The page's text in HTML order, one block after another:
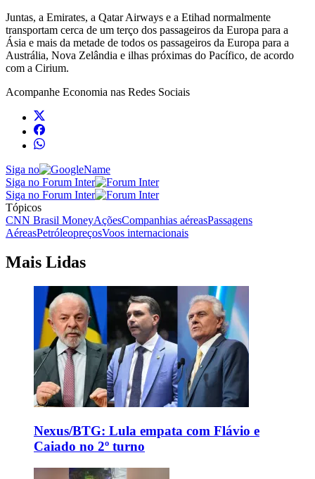
Juntas, a Emirates, a Qatar Airways e a Etihad normalmente
transportam cerca de um terço dos passageiros da Europa para a
Ásia e mais da metade de todos os passageiros da Europa para a
Austrália, Nova Zelândia e ilhas próximas do Pacífico, de acordo
com a Cirium.
Acompanhe Economia nas Redes Sociais
Siga no
Siga no Forum Inter
Siga no Forum Inter
Tópicos
CNN Brasil MoneyAçõesCompanhias aéreasPassagens
AéreasPetróleopreçosVoos internacionais
Mais Lidas
Nexus/BTG: Lula empata com Flávio e
Caiado no 2º turno